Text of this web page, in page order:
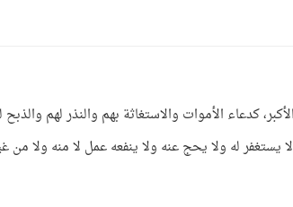
كدعاء الأموات والاستغاثة بهم والنذر لهم والذبح
له ولا يحج عنه ولا ينفعه عمل لا منه ولا من